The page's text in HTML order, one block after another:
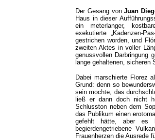
Der Gesang vonJuan
Haus in dieser
ein meterlanger,
exekutierte „Kadenzen-
gestrichen worden, und
zweiten Aktes in voller
genussvollen Darbringung
lange gehaltenen, sicheren
Dabei marschierte Florez
Grund: denn so
sein mochte, das
ließ er dann doch nicht
Schlusston neben dem
das Publikum einen
gefehlt hätte, aber es
begierdengetriebene
Frauenherzen die Ausrede